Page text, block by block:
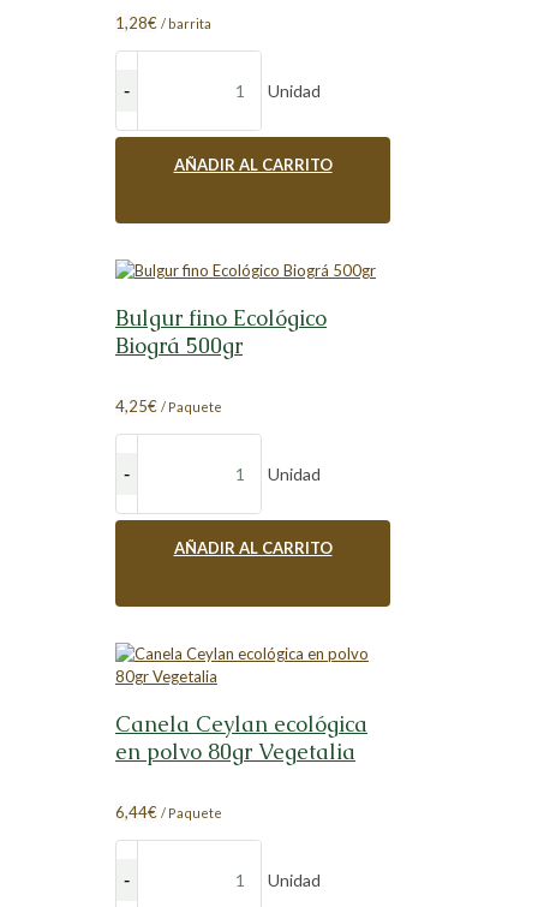
1,28€ / barrita
Unidad
AÑADIR AL CARRITO
Bulgur fino Ecológico
Biográ 500gr
4,25€ / Paquete
Unidad
AÑADIR AL CARRITO
Canela Ceylan ecológica
en polvo 80gr Vegetalia
6,44€ / Paquete
Unidad